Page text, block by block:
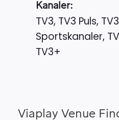
Kanaler:
TV3, TV3 Puls,
Sportskanaler,
TV3+
Viaplay Venue